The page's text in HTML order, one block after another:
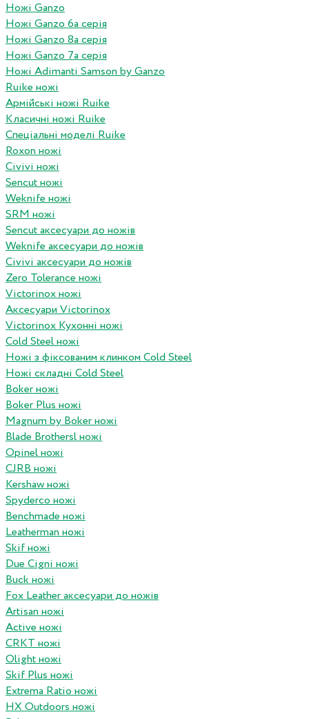
Ножі Ganzo
Ножі Ganzo 6а серія
Ножі Ganzo 8а серія
Ножі Ganzo 7а серія
Ножі Adimanti Samson by Ganzo
Ruike ножі
Армійські ножі Ruike
Класичні ножі Ruike
Спеціальні моделі Ruike
Roxon ножi
Civivi ножі
Sencut ножі
Weknife ножі
SRM ножі
Sencut аксесуари до ножів
Weknife аксесуари до ножів
Civivi аксесуари до ножів
Zero Tolerance ножі
Victorinox ножі
Аксесуари Victorinox
Victorinox Кухонні ножі
Cold Steel ножі
Ножі з фіксованим клинком Cold Steel
Ножі складні Cold Steel
Boker ножі
Boker Plus ножі
Magnum by Boker ножі
Blade Brothersl ножі
Opinel ножі
CJRB ножі
Kershaw ножі
Spyderco ножі
Benchmade ножі
Leatherman ножі
Skif ножі
Due Cigni ножі
Buck ножі
Fox Leather аксесуари до ножів
Artisan ножі
Active ножі
CRKT ножі
Olight ножі
Skif Plus ножі
Extrema Ratio ножі
HX Outdoors ножі